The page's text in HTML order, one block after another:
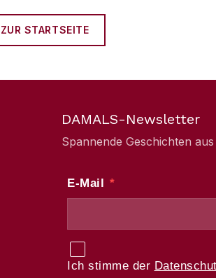
ZUR STARTSEITE
DAMALS-Newsletter
Spannende Geschichten